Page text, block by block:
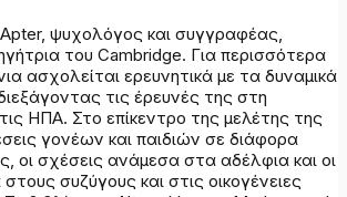
ψυχολόγος και συγγραφέας,
του Cambridge. Για περισσότερα
ασχολείται ερευνητικά με τα δυναμικά
τις έρευνές της στη
ΗΠΑ. Στο επίκεντρο της μελέτης της
γονέων και παιδιών σε διάφορα
οι σχέσεις ανάμεσα στα αδέλφια και οι
συζύγους και στις οικογένειες